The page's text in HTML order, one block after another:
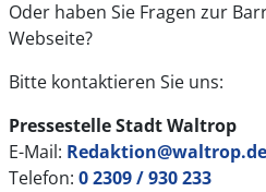
Oder haben Sie Fragen zur
Webseite?
Bitte kontaktieren Sie uns:
Pressestelle Stadt Waltrop
E-Mail: Redaktion@waltrop.de
Telefon: 0 2309 / 930 233